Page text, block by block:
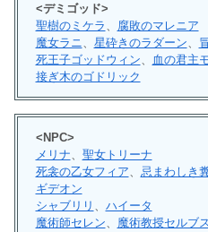
<デミゴッド>
聖樹のミケラ
腐敗のマレニア
魔女ラニ
星砕きのラダーン
死王子ゴッドウィン
血の君主
接ぎ木のゴドリック
<NPC>
メリナ、 聖女トリーナ
死衾の乙女フィア、 忌まわしき
ギデオン
シャブリリ 、 ハイータ
魔術師セレン、 魔術教授セルブ